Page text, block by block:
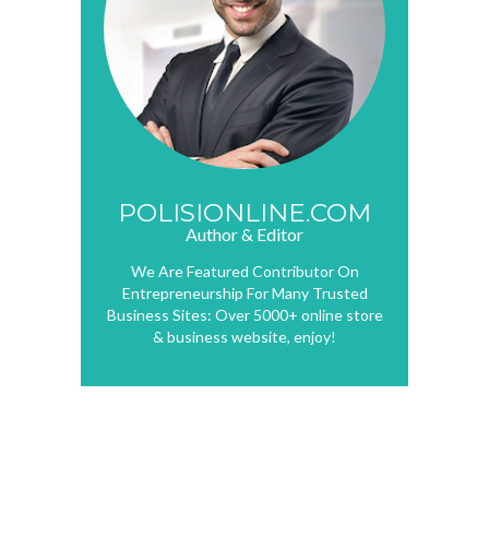
POLISIONLINE.COM
Author & Editor
We Are Featured Contributor On
Entrepreneurship For Many Trusted
Business Sites: Over 5000+ online store
& business website, enjoy!